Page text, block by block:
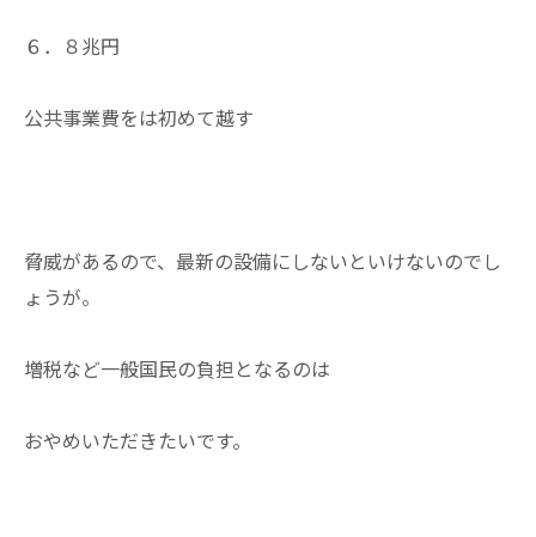
６．８兆円
公共事業費をは初めて越す
脅威があるので、最新の設備にしないといけないのでし
ょうが。
増税など一般国民の負担となるのは
おやめいただきたいです。